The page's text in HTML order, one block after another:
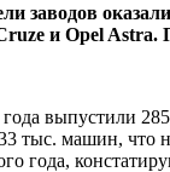
заводов
и Opel Astra.
выпустили
тыс. машин, что
года,